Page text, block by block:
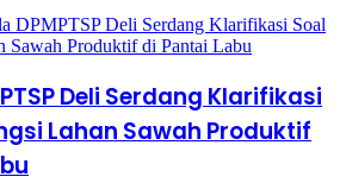
Deli Serdang Klarifikasi
Lahan Sawah Produktif